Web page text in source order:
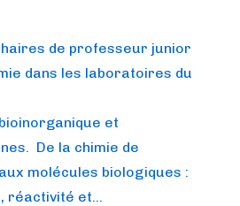
de professeur junior
dans les laboratoires du
et
De la chimie de
molécules biologiques :
réactivité et…